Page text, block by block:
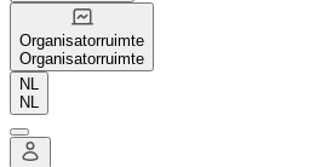
Organisatorruimte
Organisatorruimte
NL
NL